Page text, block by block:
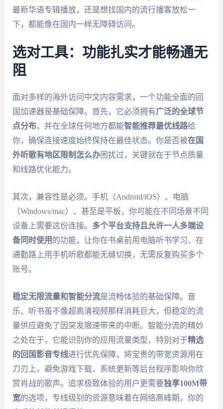
最新华语专辑播放，还是想找国内的流行播客放松一
下，都能像在国内一样无障碍访问。
选对工具：功能扎实才能畅通无
阻
面对多样的海外访问中文内容需求，一个功能全面的回
国加速器是基础保障。首先，它必须拥有广泛的全球节
点分布，并在全球任何地方都能智能推荐最优线路给
你，确保连接速度始终保持在最佳状态。你是否被在国
外听歌有地区限制怎么办困扰过，关键就在于节点质量
和线路优化能力。
其次，兼容性是必须。手机（Android/iOS）、电脑
（Windows/mac）、甚至是平板，你可能在不同场景不同
设备上需要这份连接。 多个平台支持且允许一人多端设
备同时使用 的功能，让你在书桌前用电脑听书学习、在
通勤路上用手机听歌都能无缝切换，无需反复购买多个
账号。
稳定无限流量和智能分流是流畅体验的基础保障。音
乐、听书虽不像超高清视频那样消耗巨大，但稳定的流
量供应避免了因突发限速带来的中断。智能分流的精妙
之处在于，它能识别你的应用流量类型，特别对于精选
的回国影音专线进行优先保障，将宝贵的带宽资源用在
刀刃上，避免游戏下载、系统更新等后台程序影响你欣
赏肖战的歌声。追求极致体验的用户更需要独享100M带
宽的选项，专线级别的资源意味着在网络高峰期，你的